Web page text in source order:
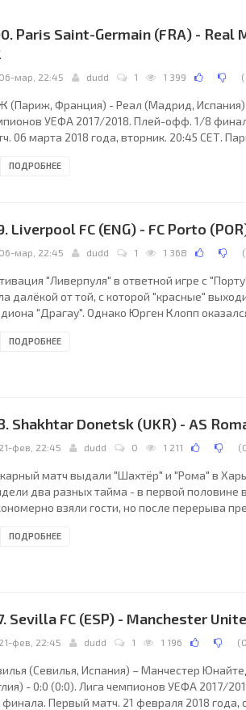
Paris Saint-Germain (FRA) - Real
06-мар, 22:45 dudd 1 1 399 (
(Париж, Франция) - Реал (Мадрид, Испания)
УЕФА 2017/2018. Плей-офф. 1/8
06 марта 2018 года, вторник. 20:45 СЕТ.
вместимости 48713). Главный арбитр:
Бастиан Данкерт,
ПОДРОБНЕЕ
Liverpool FC (ENG) - FC Porto
06-мар, 22:45 dudd 1 1 368 (
"Ливерпуля" в ответной игре с
далёкой от той, с которой "красные"
"Драгау". Однако Юрген Клопп
не оказалось Мохамеда Салаха. Гости же
ПОДРОБНЕЕ
Shakhtar Donetsk (UKR) - AS
21-фев, 22:45 dudd 0 1 211 (
матч выдали "Шахтёр" и "Рома" в
два разных тайма - в первой половине
взяли гости, но после перерыва
в домашних матчах в Лиге
ПОДРОБНЕЕ
Sevilla FC (ESP) - Manchester
21-фев, 22:45 dudd 1 1 196 (0
(Севилья, Испания) – Манчестер
- 0:0 (0:0). Лига чемпионов УЕФА 2017/
Первый матч. 21 февраля 2018 года,